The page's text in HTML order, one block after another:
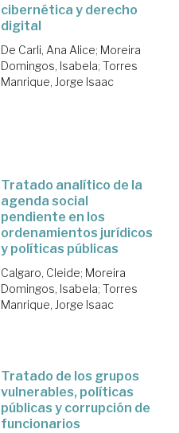
cibernética y derecho
digital
De Carli, Ana Alice; Moreira
Domingos, Isabela; Torres
Manrique, Jorge Isaac
Tratado analítico de la
agenda social
pendiente en los
ordenamientos jurídicos
y políticas públicas
Calgaro, Cleide; Moreira
Domingos, Isabela; Torres
Manrique, Jorge Isaac
Tratado de los grupos
vulnerables, políticas
públicas y corrupción de
funcionarios